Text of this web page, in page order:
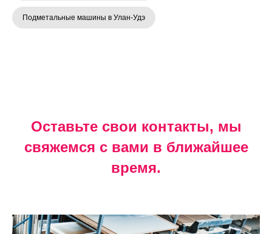
Подметальные машины в Улан-Удэ
Оставьте свои контакты, мы
свяжемся с вами в ближайшее
время.